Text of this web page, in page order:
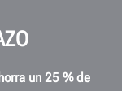
un 25 % de